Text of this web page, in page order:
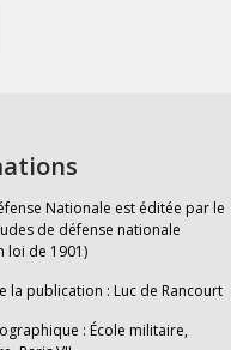
Nationale est éditée par le
de défense nationale
loi de 1901)
la publication : Luc de Rancourt
: École militaire,